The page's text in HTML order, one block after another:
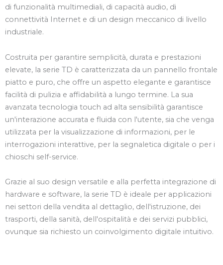
di funzionalità multimediali, di capacità audio, di
connettività Internet e di un design meccanico di livello
industriale.
Costruita per garantire semplicità, durata e prestazioni
elevate, la serie TD è caratterizzata da un pannello frontale
piatto e puro, che offre un aspetto elegante e garantisce
facilità di pulizia e affidabilità a lungo termine. La sua
avanzata tecnologia touch ad alta sensibilità garantisce
un'interazione accurata e fluida con l'utente, sia che venga
utilizzata per la visualizzazione di informazioni, per le
interrogazioni interattive, per la segnaletica digitale o per i
chioschi self-service.
Grazie al suo design versatile e alla perfetta integrazione di
hardware e software, la serie TD è ideale per applicazioni
nei settori della vendita al dettaglio, dell'istruzione, dei
trasporti, della sanità, dell'ospitalità e dei servizi pubblici,
ovunque sia richiesto un coinvolgimento digitale intuitivo.